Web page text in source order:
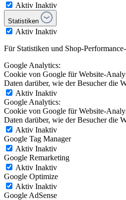
Aktiv Inaktiv
Statistiken
Aktiv Inaktiv
Für Statistiken und Shop-
Google Analytics:
Cookie von Google für Website-
Daten darüber, wie der Besucher die
Aktiv Inaktiv
Google Analytics:
Cookie von Google für Website-
Daten darüber, wie der Besucher die
Aktiv Inaktiv
Google Tag Manager
Aktiv Inaktiv
Google Remarketing
Aktiv Inaktiv
Google Optimize
Aktiv Inaktiv
Google AdSense